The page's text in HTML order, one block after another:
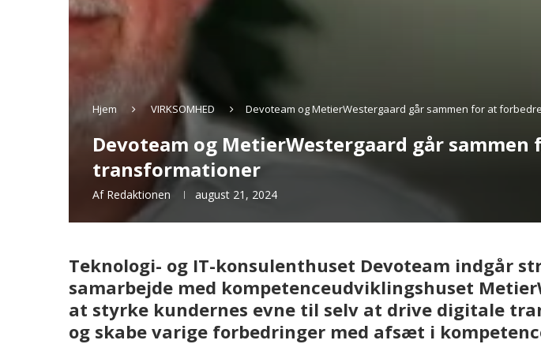
Hjem VIRKSOMHED Devoteam og MetierWestergaard går sammen for at
Devoteam og MetierWestergaard går
transformationer
Af Redaktionen august 21, 2024
Teknologi- og IT-konsulenthuset Devoteam indgår
samarbejde med kompetenceudviklingshuset
at styrke kundernes evne til selv at drive digitale
og skabe varige forbedringer med afsæt i